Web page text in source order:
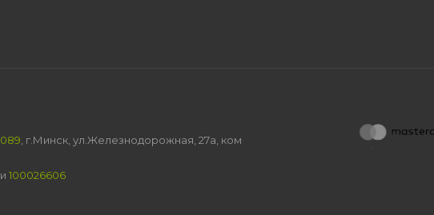
, г.Минск, ул.Железнодорожная, 27а, ком
100026606